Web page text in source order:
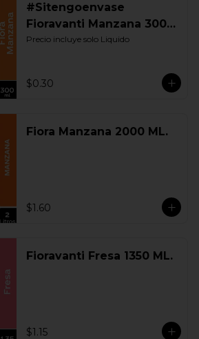
#Sitengoenvase
Fioravanti Manzana 300
ML. Retornable
Precio incluye solo Liquido
$0.30
Fiora Manzana 2000 ML.
$1.60
Fioravanti Fresa 1350 ML.
$1.15